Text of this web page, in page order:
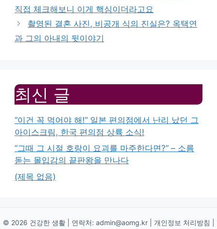
직접 체크해보니 이게 핵심이더라고요
촬영된 결혼 사진, 비공개 식의 진실은? 옥택연
과 그의 아내의 뒷이야기
최신 글
“이건 꼭 먹어야 해!” 일본 편의점에서 난리 났던 그
아이스크림, 한국 편의점 상륙 소식!
“그때 그 시절 호랑이 요괴를 마주한다면?” – 소름
돋는 몰입감의 끝판왕을 만나다
(제목 없음)
© 2026 건강한 생활 | 연락처: admin@aomg.kr| 개인정보 처리방침